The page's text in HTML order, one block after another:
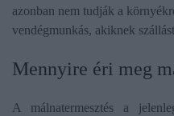
azonban nem tudják a
vendégmunkás, akiknek
Mennyire éri meg
A málnatermesztés a